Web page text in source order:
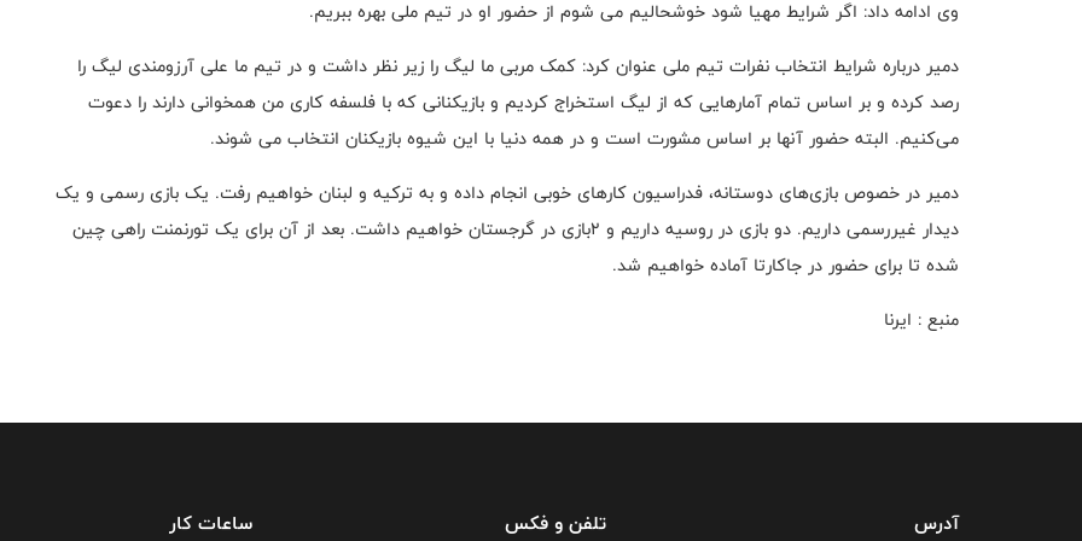
وی ادامه داد: اگر شرایط مهیا شود خوشحالیم می شوم از حضور او در تیم ملی بهره ببریم.
دمیر درباره شرایط انتخاب نفرات تیم ملی عنوان کرد: کمک مربی ما لیگ را زیر نظر داشت و در تیم ما علی آرزومندی لیگ را
رصد کرده و بر اساس تمام آمارهایی که از لیگ استخراج کردیم و بازیکنانی که با فلسفه کاری من همخوانی دارند را دعوت
می‌کنیم. البته حضور آنها بر اساس مشورت است و در همه دنیا با این شیوه بازیکنان انتخاب می شوند.
دمیر در خصوص بازی‌های دوستانه، فدراسیون کارهای خوبی انجام داده و به ترکیه و لبنان خواهیم رفت. یک بازی رسمی و یک
دیدار غیررسمی داریم. دو بازی در روسیه داریم و ۲بازی در گرجستان خواهیم داشت. بعد از آن برای یک تورنمنت راهی چین
شده تا برای حضور در جاکارتا آماده خواهیم شد.
منبع : ایرنا
آدرس تلفن و فکس ساعات کار